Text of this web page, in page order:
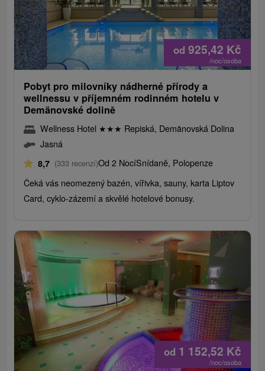
od 925,42 Kč
/noc/osoba
Pobyt pro milovníky nádherné přírody a
wellnessu v příjemném rodinném hotelu v
Demänovské dolině
Wellness Hotel ★★★ Repiská, Demänovská Dolina
Jasná
8,7 (333 recenzí)Od 2 NocíSnídaně, Polopenze
Čeká vás neomezený bazén, vířivka, sauny, karta Liptov
Card, cyklo-zázemí a skvělé hotelové bonusy.
od 1 152,52 Kč
/noc/osoba